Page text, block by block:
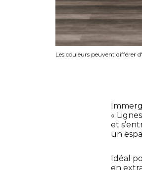
Les couleurs peuvent différer
«
et
un
Idéal
en